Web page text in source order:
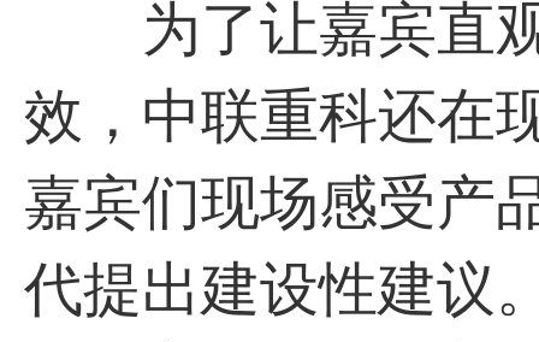
为了让嘉宾直观
效，中联重科还在
嘉宾们现场感受产
代提出建设性建议